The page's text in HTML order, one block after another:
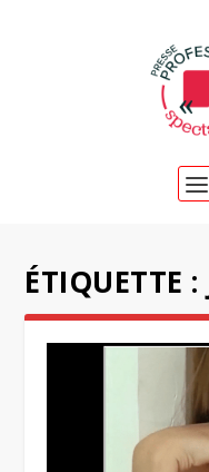
ÉTIQUETTE :